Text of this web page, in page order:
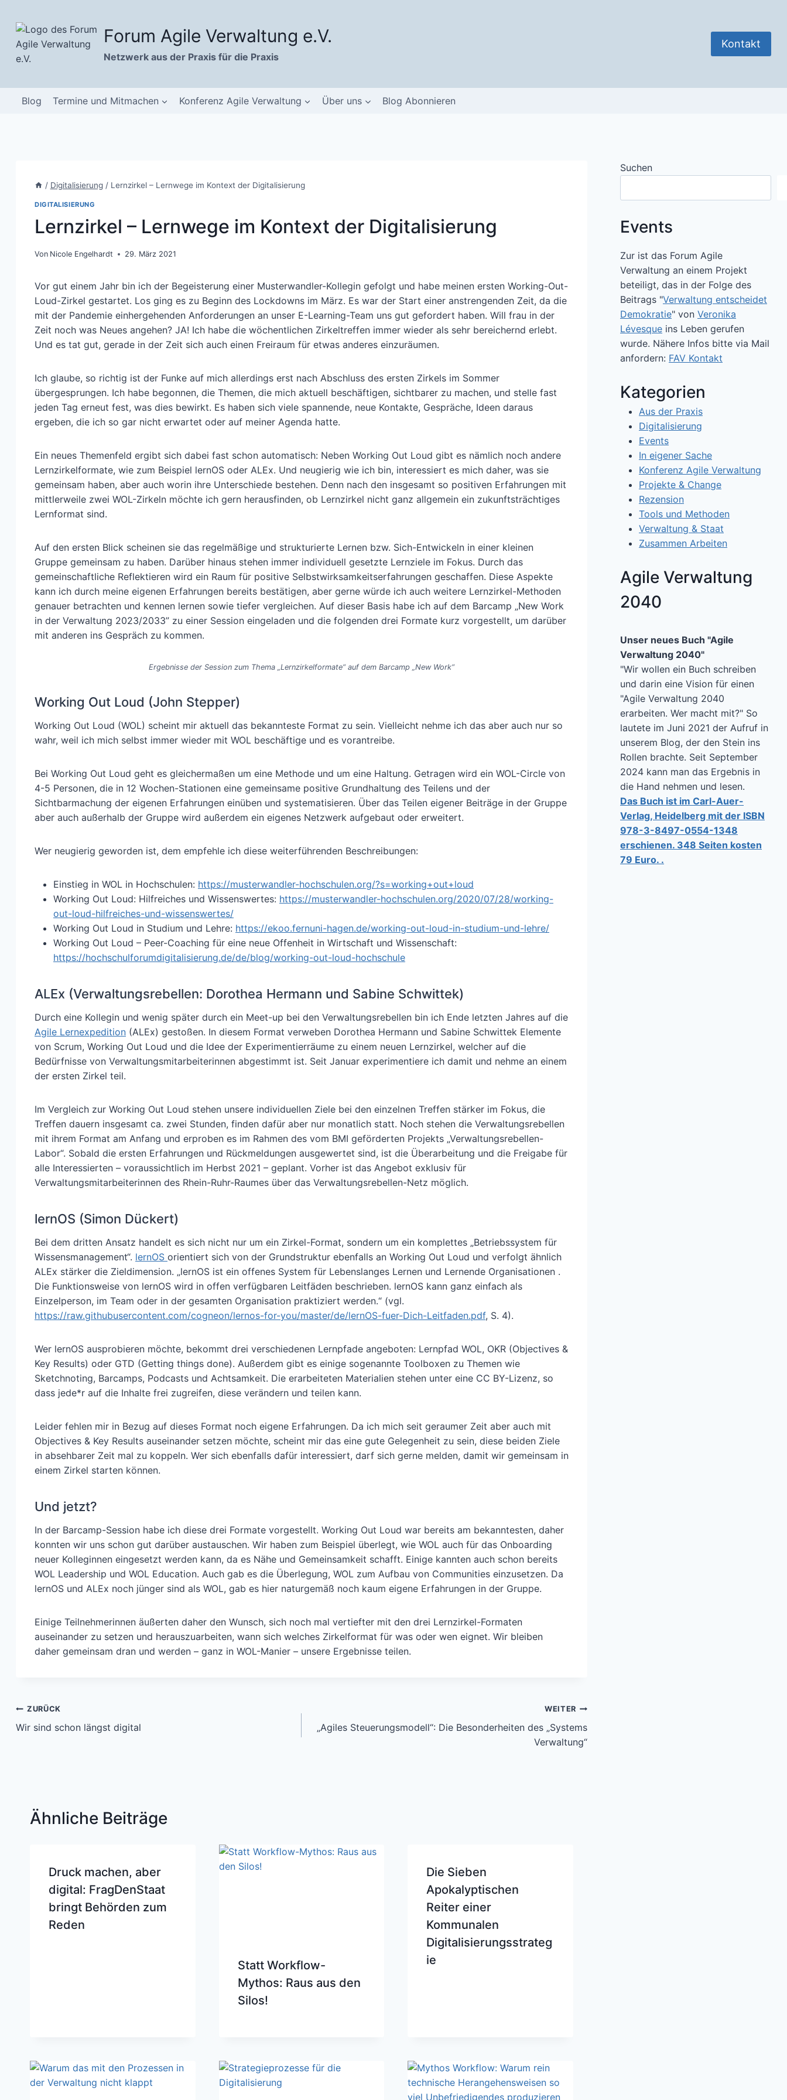
Inhalt
springen
Forum Agile Verwaltung e.V.
Netzwerk aus der Praxis für die Praxis
Kontakt
Blog Termine und Mitmachen Konferenz Agile Verwaltung Über uns Blog Abonnieren
/ Digitalisierung / Lernzirkel – Lernwege im Kontext der Digitalisierung
DIGITALISIERUNG
Lernzirkel – Lernwege im Kontext der Digitalisierung
Von Nicole Engelhardt 29. März 2021
Vor gut einem Jahr bin ich der Begeisterung einer Musterwandler-Kollegin gefolgt und habe meinen ersten Working-Out-
Loud-Zirkel gestartet. Los ging es zu Beginn des Lockdowns im März. Es war der Start einer anstrengenden Zeit, da die
mit der Pandemie einhergehenden Anforderungen an unser E-Learning-Team uns gut gefordert haben. Will frau in der
Zeit noch was Neues angehen? JA! Ich habe die wöchentlichen Zirkeltreffen immer wieder als sehr bereichernd erlebt.
Und es tat gut, gerade in der Zeit sich auch einen Freiraum für etwas anderes einzuräumen.
Ich glaube, so richtig ist der Funke auf mich allerdings erst nach Abschluss des ersten Zirkels im Sommer
übergesprungen. Ich habe begonnen, die Themen, die mich aktuell beschäftigen, sichtbarer zu machen, und stelle fast
jeden Tag erneut fest, was dies bewirkt. Es haben sich viele spannende, neue Kontakte, Gespräche, Ideen daraus
ergeben, die ich so gar nicht erwartet oder auf meiner Agenda hatte.
Ein neues Themenfeld ergibt sich dabei fast schon automatisch: Neben Working Out Loud gibt es nämlich noch andere
Lernzirkelformate, wie zum Beispiel lernOS oder ALEx. Und neugierig wie ich bin, interessiert es mich daher, was sie
gemeinsam haben, aber auch worin ihre Unterschiede bestehen. Denn nach den insgesamt so positiven Erfahrungen mit
mittlerweile zwei WOL-Zirkeln möchte ich gern herausfinden, ob Lernzirkel nicht ganz allgemein ein zukunftsträchtiges
Lernformat sind.
Auf den ersten Blick scheinen sie das regelmäßige und strukturierte Lernen bzw. Sich-Entwickeln in einer kleinen
Gruppe gemeinsam zu haben. Darüber hinaus stehen immer individuell gesetzte Lernziele im Fokus. Durch das
gemeinschaftliche Reflektieren wird ein Raum für positive Selbstwirksamkeitserfahrungen geschaffen. Diese Aspekte
kann ich durch meine eigenen Erfahrungen bereits bestätigen, aber gerne würde ich auch weitere Lernzirkel-Methoden
genauer betrachten und kennen lernen sowie tiefer vergleichen. Auf dieser Basis habe ich auf dem Barcamp „New Work
in der Verwaltung 2023/2033” zu einer Session eingeladen und die folgenden drei Formate kurz vorgestellt, um darüber
mit anderen ins Gespräch zu kommen.
Ergebnisse der Session zum Thema „Lernzirkelformate“ auf dem Barcamp „New Work“
Working Out Loud (John Stepper)
Working Out Loud (WOL) scheint mir aktuell das bekannteste Format zu sein. Vielleicht nehme ich das aber auch nur so
wahr, weil ich mich selbst immer wieder mit WOL beschäftige und es vorantreibe.
Bei Working Out Loud geht es gleichermaßen um eine Methode und um eine Haltung. Getragen wird ein WOL-Circle von
4-5 Personen, die in 12 Wochen-Stationen eine gemeinsame positive Grundhaltung des Teilens und der
Sichtbarmachung der eigenen Erfahrungen einüben und systematisieren. Über das Teilen eigener Beiträge in der Gruppe
aber auch außerhalb der Gruppe wird außerdem ein eigenes Netzwerk aufgebaut oder erweitert.
Wer neugierig geworden ist, dem empfehle ich diese weiterführenden Beschreibungen:
Einstieg in WOL in Hochschulen: https://musterwandler-hochschulen.org/?s=working+out+loud
Working Out Loud: Hilfreiches und Wissenswertes: https://musterwandler-hochschulen.org/2020/07/28/working-
out-loud-hilfreiches-und-wissenswertes/
Working Out Loud in Studium und Lehre: https://ekoo.fernuni-hagen.de/working-out-loud-in-studium-und-lehre/
Working Out Loud – Peer-Coaching für eine neue Offenheit in Wirtschaft und Wissenschaft:
https://hochschulforumdigitalisierung.de/de/blog/working-out-loud-hochschule
ALEx (Verwaltungsrebellen: Dorothea Hermann und Sabine Schwittek)
Durch eine Kollegin und wenig später durch ein Meet-up bei den Verwaltungsrebellen bin ich Ende letzten Jahres auf die
Agile Lernexpedition (ALEx) gestoßen. In diesem Format verweben Dorothea Hermann und Sabine Schwittek Elemente
von Scrum, Working Out Loud und die Idee der Experimentierräume zu einem neuen Lernzirkel, welcher auf die
Bedürfnisse von Verwaltungsmitarbeiterinnen abgestimmt ist. Seit Januar experimentiere ich damit und nehme an einem
der ersten Zirkel teil.
Im Vergleich zur Working Out Loud stehen unsere individuellen Ziele bei den einzelnen Treffen stärker im Fokus, die
Treffen dauern insgesamt ca. zwei Stunden, finden dafür aber nur monatlich statt. Noch stehen die Verwaltungsrebellen
mit ihrem Format am Anfang und erproben es im Rahmen des vom BMI geförderten Projekts „Verwaltungsrebellen-
Labor“. Sobald die ersten Erfahrungen und Rückmeldungen ausgewertet sind, ist die Überarbeitung und die Freigabe für
alle Interessierten – voraussichtlich im Herbst 2021 – geplant. Vorher ist das Angebot exklusiv für
Verwaltungsmitarbeiterinnen des Rhein-Ruhr-Raumes über das Verwaltungsrebellen-Netz möglich.
lernOS (Simon Dückert)
Bei dem dritten Ansatz handelt es sich nicht nur um ein Zirkel-Format, sondern um ein komplettes „Betriebssystem für
Wissensmanagement“. lernOS orientiert sich von der Grundstruktur ebenfalls an Working Out Loud und verfolgt ähnlich
ALEx stärker die Zieldimension. „lernOS ist ein offenes System für Lebenslanges Lernen und Lernende Organisationen .
Die Funktionsweise von lernOS wird in offen verfügbaren Leitfäden beschrieben. lernOS kann ganz einfach als
Einzelperson, im Team oder in der gesamten Organisation praktiziert werden.“ (vgl.
https://raw.githubusercontent.com/cogneon/lernos-for-you/master/de/lernOS-fuer-Dich-Leitfaden.pdf, S. 4).
Wer lernOS ausprobieren möchte, bekommt drei verschiedenen Lernpfade angeboten: Lernpfad WOL, OKR (Objectives &
Key Results) oder GTD (Getting things done). Außerdem gibt es einige sogenannte Toolboxen zu Themen wie
Sketchnoting, Barcamps, Podcasts und Achtsamkeit. Die erarbeiteten Materialien stehen unter eine CC BY-Lizenz, so
dass jede*r auf die Inhalte frei zugreifen, diese verändern und teilen kann.
Leider fehlen mir in Bezug auf dieses Format noch eigene Erfahrungen. Da ich mich seit geraumer Zeit aber auch mit
Objectives & Key Results auseinander setzen möchte, scheint mir das eine gute Gelegenheit zu sein, diese beiden Ziele
in absehbarer Zeit mal zu koppeln. Wer sich ebenfalls dafür interessiert, darf sich gerne melden, damit wir gemeinsam in
einem Zirkel starten können.
Und jetzt?
In der Barcamp-Session habe ich diese drei Formate vorgestellt. Working Out Loud war bereits am bekanntesten, daher
konnten wir uns schon gut darüber austauschen. Wir haben zum Beispiel überlegt, wie WOL auch für das Onboarding
neuer Kolleginnen eingesetzt werden kann, da es Nähe und Gemeinsamkeit schafft. Einige kannten auch schon bereits
WOL Leadership und WOL Education. Auch gab es die Überlegung, WOL zum Aufbau von Communities einzusetzen. Da
lernOS und ALEx noch jünger sind als WOL, gab es hier naturgemäß noch kaum eigene Erfahrungen in der Gruppe.
Einige Teilnehmerinnen äußerten daher den Wunsch, sich noch mal vertiefter mit den drei Lernzirkel-Formaten
auseinander zu setzen und herauszuarbeiten, wann sich welches Zirkelformat für was oder wen eignet. Wir bleiben
daher gemeinsam dran und werden – ganz in WOL-Manier – unsere Ergebnisse teilen.
Beitragsnavigation
ZURÜCK
Wir sind schon längst digital
WEITER
„Agiles Steuerungsmodell“: Die Besonderheiten des „Systems
Verwaltung“
Ähnliche Beiträge
Druck machen, aber
digital: FragDenStaat
bringt Behörden zum
Reden
Statt Workflow-
Mythos: Raus aus den
Silos!
Die Sieben
Apokalyptischen
Reiter einer
Kommunalen
Digitalisierungsstrateg
ie
Suchen
Events
Zur ist das Forum Agile
Verwaltung an einem Projekt
beteiligt, das in der Folge des
Beitrags "Verwaltung entscheidet
Demokratie" von Veronika
Lévesque ins Leben gerufen
wurde. Nähere Infos bitte via Mail
anfordern: FAV Kontakt
Kategorien
Aus der Praxis
Digitalisierung
Events
In eigener Sache
Konferenz Agile Verwaltung
Projekte & Change
Rezension
Tools und Methoden
Verwaltung & Staat
Zusammen Arbeiten
Agile Verwaltung
2040
Unser neues Buch "Agile
Verwaltung 2040"
"Wir wollen ein Buch schreiben
und darin eine Vision für einen
"Agile Verwaltung 2040
erarbeiten. Wer macht mit?" So
lautete im Juni 2021 der Aufruf in
unserem Blog, der den Stein ins
Rollen brachte. Seit September
2024 kann man das Ergebnis in
die Hand nehmen und lesen.
Das Buch ist im Carl-Auer-
Verlag, Heidelberg mit der ISBN
978-3-8497-0554-1348
erschienen. 348 Seiten kosten
79 Euro. .